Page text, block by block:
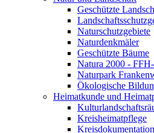
Geschützte
Naturschutzgebiete
Naturdenkmäler
Geschützte Bäume
Natura 2000 -
Naturpark
Ökologische
Heimatkunde und
Kreisheimatpflege